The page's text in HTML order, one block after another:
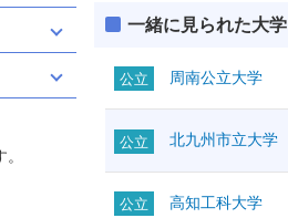
一緒に見られた大学
公立 周南公立大学
公立 北九州市立大学
公立 高知工科大学